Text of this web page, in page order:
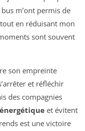
m’ont permis de
en réduisant mon
sont souvent
son empreinte
et réfléchir
des compagnies
et évitent
est une victoire